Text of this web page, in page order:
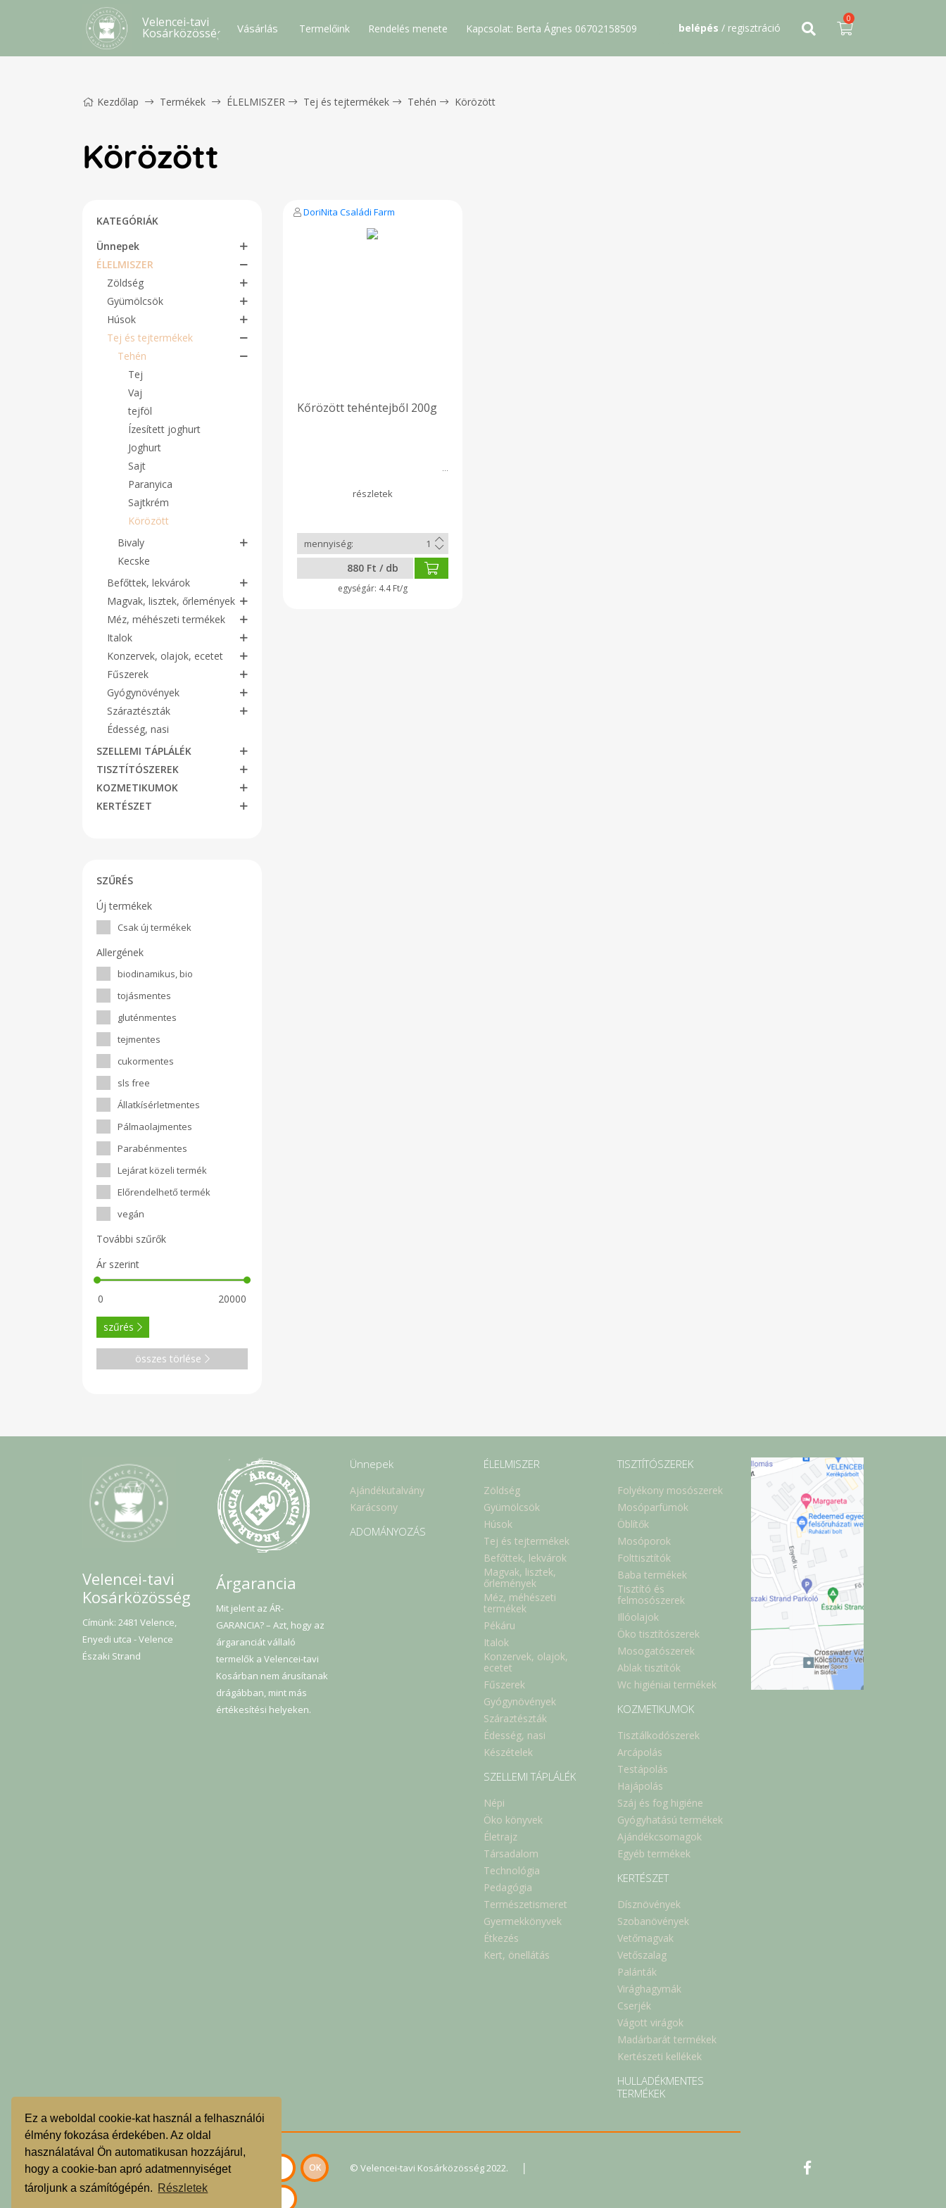
Ez a weboldal cookie-kat használ a felhasználói
élmény fokozása érdekében. Az oldal
használatával Ön automatikusan hozzájárul,
hogy a cookie-ban apró adatmennyiséget
tároljunk a számítógépén. Részletek
Velencei-tavi
Kosárközösség Vásárlás Termelőink Rendelés menete Kapcsolat: Berta Ágnes 06702158509 belépés / regisztráció
0
Kezdőlap Termékek ÉLELMISZER Tej és tejtermékek Tehén Körözött
Körözött
KATEGÓRIÁK
Ünnepek
ÉLELMISZER
Zöldség
Gyümölcsök
Húsok
Tej és tejtermékek
Tehén
Tej
Vaj
tejföl
Ízesített joghurt
Joghurt
Sajt
Paranyica
Sajtkrém
Körözött
Bivaly
Kecske
Befőttek, lekvárok
Magvak, lisztek, őrlemények
Méz, méhészeti termékek
Italok
Konzervek, olajok, ecetet
Fűszerek
Gyógynövények
Száraztészták
Édesség, nasi
SZELLEMI TÁPLÁLÉK
TISZTÍTÓSZEREK
KOZMETIKUMOK
KERTÉSZET
SZŰRÉS
Új termékek
Csak új termékek
Allergének
biodinamikus, bio
tojásmentes
gluténmentes
tejmentes
cukormentes
sls free
Állatkísérletmentes
Pálmaolajmentes
Parabénmentes
Lejárat közeli termék
Előrendelhető termék
vegán
További szűrők
Ár szerint
szűrés
összes törlése
DoriNita Családi Farm
Kőrözött tehéntejből 200g
880 Ft / db
4.4 Ft/g
Velencei-tavi
Kosárközösség
Címünk: 2481 Velence,
Enyedi utca - Velence
Északi Strand
Árgarancia
Mit jelent az ÁR-
GARANCIA? – Azt, hogy az
árgaranciát vállaló
termelők a Velencei-tavi
Kosárban nem árusítanak
drágábban, mint más
értékesítési helyeken.
Ünnepek
Ajándékutalvány
Karácsony
ADOMÁNYOZÁS
ÉLELMISZER
Zöldség
Gyümölcsök
Húsok
Tej és tejtermékek
Befőttek, lekvárok
Magvak, lisztek,
őrlemények
Méz, méhészeti
termékek
Pékáru
Italok
Konzervek, olajok,
ecetet
Fűszerek
Gyógynövények
Száraztészták
Édesség, nasi
Készételek
SZELLEMI TÁPLÁLÉK
Népi
Öko könyvek
Életrajz
Társadalom
Technológia
Pedagógia
Természetismeret
Gyermekkönyvek
Étkezés
Kert, önellátás
TISZTÍTÓSZEREK
Folyékony mosószerek
Mosóparfümök
Öblítők
Mosóporok
Folttisztítók
Baba termékek
Tisztító és
felmosószerek
Illóolajok
Öko tisztítószerek
Mosogatószerek
Ablak tisztítók
Wc higiéniai termékek
KOZMETIKUMOK
Tisztálkodószerek
Arcápolás
Testápolás
Hajápolás
Száj és fog higiéne
Gyógyhatású termékek
Ajándékcsomagok
Egyéb termékek
KERTÉSZET
Dísznövények
Szobanövények
Vetőmagvak
Vetőszalag
Palánták
Virághagymák
Cserjék
Vágott virágok
Madárbarát termékek
Kertészeti kellékek
HULLADÉKMENTES
TERMÉKEK
© Velencei-tavi Kosárközösség 2022. |